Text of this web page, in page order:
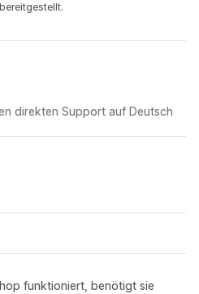
direkten Support auf Deutsch
funktioniert, benötigt sie